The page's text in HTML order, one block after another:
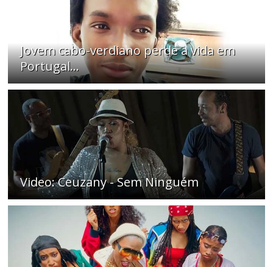
Jovem cabo-verdiano perde a vida em
Portugal...
Video: Ceuzany - Sem Ninguém